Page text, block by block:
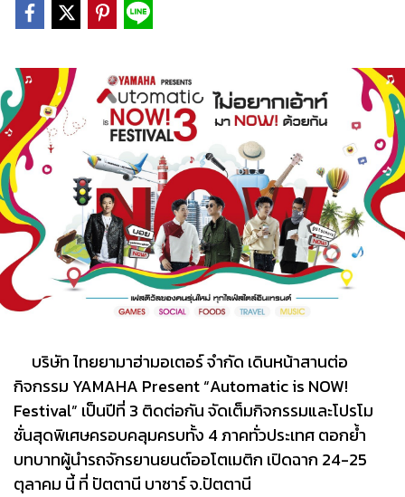
บริษัท ไทยยามาฮ่ามอเตอร์ จำกัด เดินหน้าสานต่อ
กิจกรรม YAMAHA Present “Automatic is NOW!
Festival” เป็นปีที่ 3 ติดต่อกัน จัดเต็มกิจกรรมและโปรโม
ชั่นสุดพิเศษครอบคลุมครบทั้ง 4 ภาคทั่วประเทศ ตอกย้ำ
บทบาทผู้นำรถจักรยานยนต์ออโตเมติก เปิดฉาก 24-25
ตุลาคม นี้ ที่ ปัตตานี บาซาร์ จ.ปัตตานี